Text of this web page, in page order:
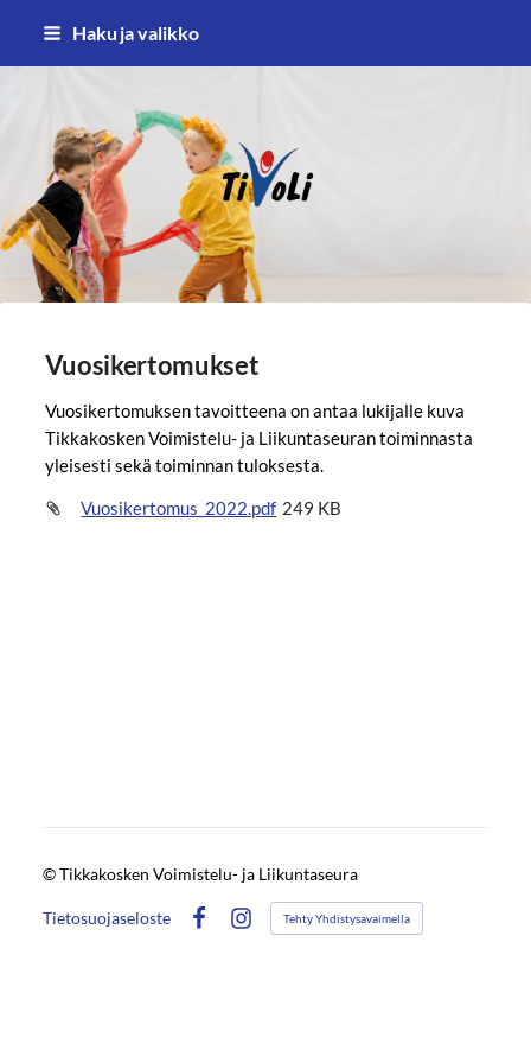
Siirry
Haku ja valikko
TiVoLi ry – Tikkakosken
Vuosikertomukset
Vuosikertomuksen tavoitteena on antaa lukijalle kuva
Tikkakosken Voimistelu- ja Liikuntaseuran toiminnasta
yleisesti sekä toiminnan tuloksesta.
Vuosikertomus_2022.pdf 249 KB
©Tikkakosken Voimistelu- ja Liikuntaseura
Tietosuojaseloste
Instagram
Tehty Yhdistysavaimella